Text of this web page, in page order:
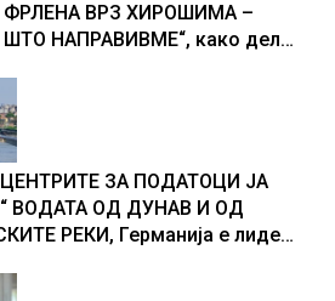
ВРЗ ХИРОШИМА –
НАПРАВИВМЕ“, како дел
во бомбардирањето го
овој настан што го
текот на историјата
ЗА ПОДАТОЦИ ЈА
ВОДАТА ОД ДУНАВ И ОД
РЕКИ, Германија е лидер
за податоци